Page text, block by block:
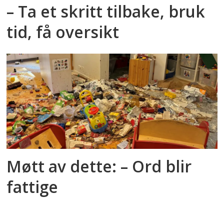
– Ta et skritt tilbake, bruk
tid, få oversikt
Møtt av dette: – Ord blir
fattige